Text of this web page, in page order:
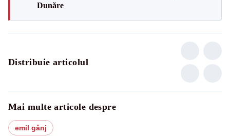
Dunăre
Distribuie articolul
Mai multe articole despre
emil gânj